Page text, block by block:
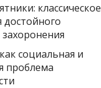
классическое
социальная и
проблема